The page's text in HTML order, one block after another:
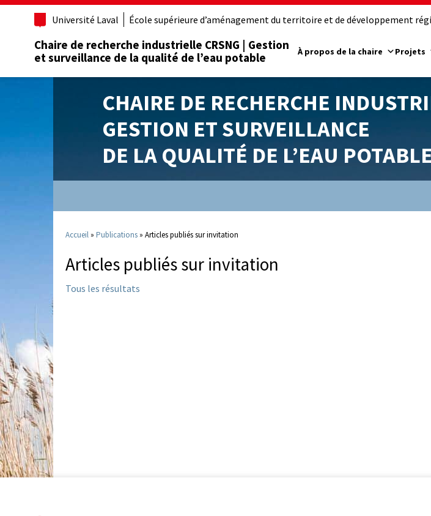
Université Laval École supérieure d’aménagement du territoire et de développement
Chaire de recherche industrielle CRSNG | Gestion
et surveillance de la qualité de l’eau potable
À propos de la chaire Projets
CHAIRE DE RECHERCHE
GESTION ET SURVEILLANCE
DE LA QUALITÉ DE L’EAU POTABLE
Accueil » Publications » Articles publiés sur invitation
Articles publiés sur invitation
Tous les résultats